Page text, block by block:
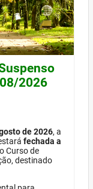
2026
de 2026, a
fechada a
Curso de
destinado